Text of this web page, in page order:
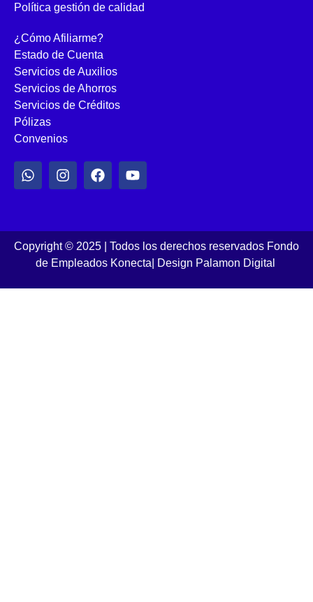
Política gestión de calidad
¿Cómo Afiliarme?
Estado de Cuenta
Servicios de Auxilios
Servicios de Ahorros
Servicios de Créditos
Pólizas
Convenios
Copyright © 2025 | Todos los derechos reservados Fondo
de Empleados Konecta
Design Palamon Digital